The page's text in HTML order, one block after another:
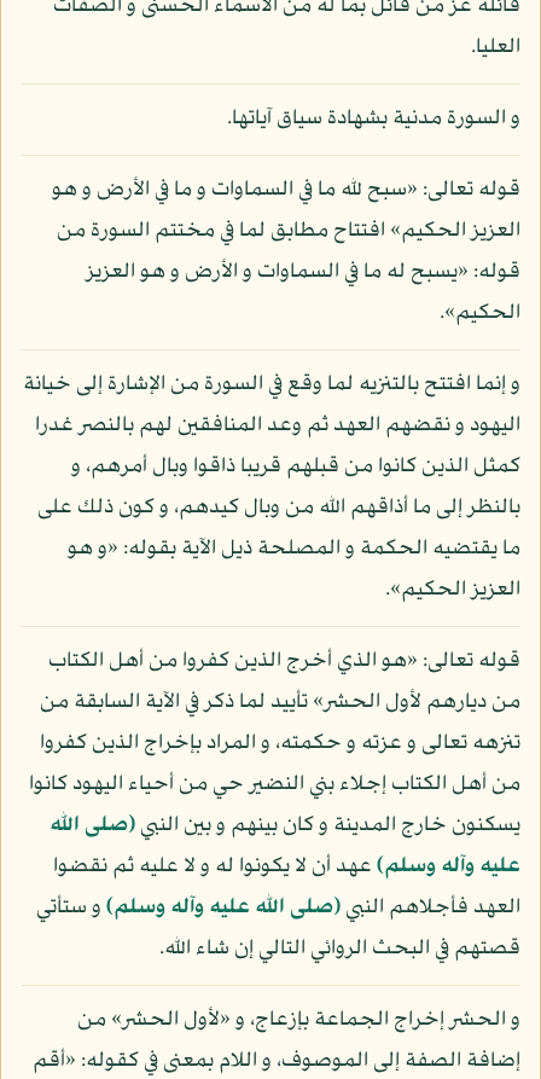
قائله عز من قائل بما له من الأسماء الحسنى و الصفات
العليا.
و السورة مدنية بشهادة سياق آياتها.
قوله تعالى: «سبح لله ما في السماوات و ما في الأرض و هو
العزيز الحكيم» افتتاح مطابق لما في مختتم السورة من
قوله: «يسبح له ما في السماوات و الأرض و هو العزيز
الحكيم».
و إنما افتتح بالتنزيه لما وقع في السورة من الإشارة إلى خيانة
اليهود و نقضهم العهد ثم وعد المنافقين لهم بالنصر غدرا
كمثل الذين كانوا من قبلهم قريبا ذاقوا وبال أمرهم، و
بالنظر إلى ما أذاقهم الله من وبال كيدهم، و كون ذلك على
ما يقتضيه الحكمة و المصلحة ذيل الآية بقوله: «و هو
العزيز الحكيم».
قوله تعالى: «هو الذي أخرج الذين كفروا من أهل الكتاب
من ديارهم لأول الحشر» تأييد لما ذكر في الآية السابقة من
تنزهه تعالى و عزته و حكمته، و المراد بإخراج الذين كفروا
من أهل الكتاب إجلاء بني النضير حي من أحياء اليهود كانوا
يسكنون خارج المدينة و كان بينهم و بين النبي(صلى الله
عليه وآله وسلم)عهد أن لا يكونوا له و لا عليه ثم نقضوا
العهد فأجلاهم النبي(صلى الله عليه وآله وسلم)و ستأتي
قصتهم في البحث الروائي التالي إن شاء الله.
و الحشر إخراج الجماعة بإزعاج، و «لأول الحشر» من
إضافة الصفة إلى الموصوف، و اللام بمعنى في كقوله: «أقم